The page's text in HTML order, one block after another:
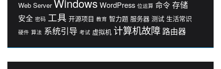
Web Server Windows WordPress 位运算 命令 存储
安全 密码 工具 开源项目 教育 智力题 服务器 测试 生活常识
硬件 算法 系统引导 考试 虚拟机 计算机故障 路由器